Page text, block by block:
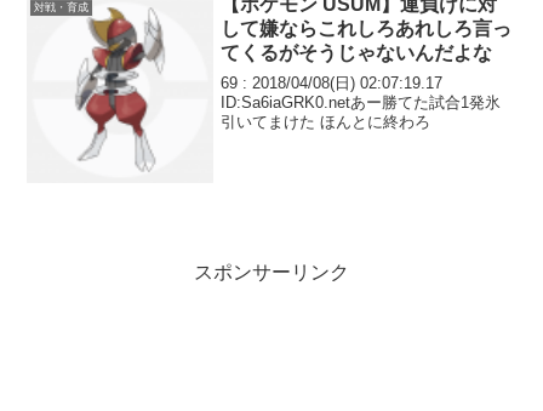
対戦・育成
【ポケモン USUM】運負けに対
して嫌ならこれしろあれしろ言っ
てくるがそうじゃないんだよな
69 : 2018/04/08(日) 02:07:19.17
ID:Sa6iaGRK0.netあー勝てた試合1発氷
引いてまけた ほんとに終わろ
スポンサーリンク